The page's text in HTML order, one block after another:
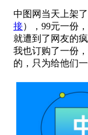
中图网当天上架
接），99元一份
就遭到了网友的
我也订购了一份
的，只为给他们一